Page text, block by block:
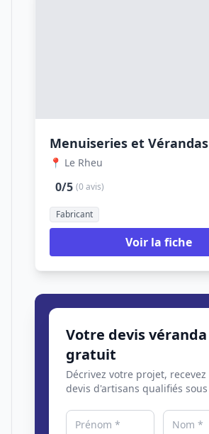
Menuiseries et
📍 Le Rheu
0/5 (0 avis)
Fabricant
Voir la fiche
Votre devis véranda
gratuit
Décrivez votre projet, recevez
devis d'artisans qualifiés